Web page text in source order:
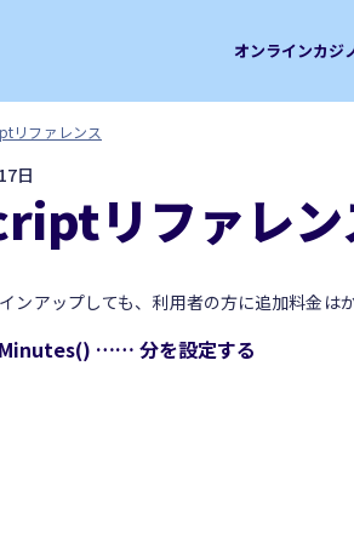
オンラインカジ
リファレンス
日
リファレン
ンアップしても、利用者の方に追加料金は
…… 分を設定する